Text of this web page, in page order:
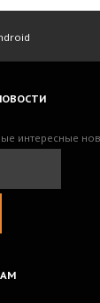
интересные